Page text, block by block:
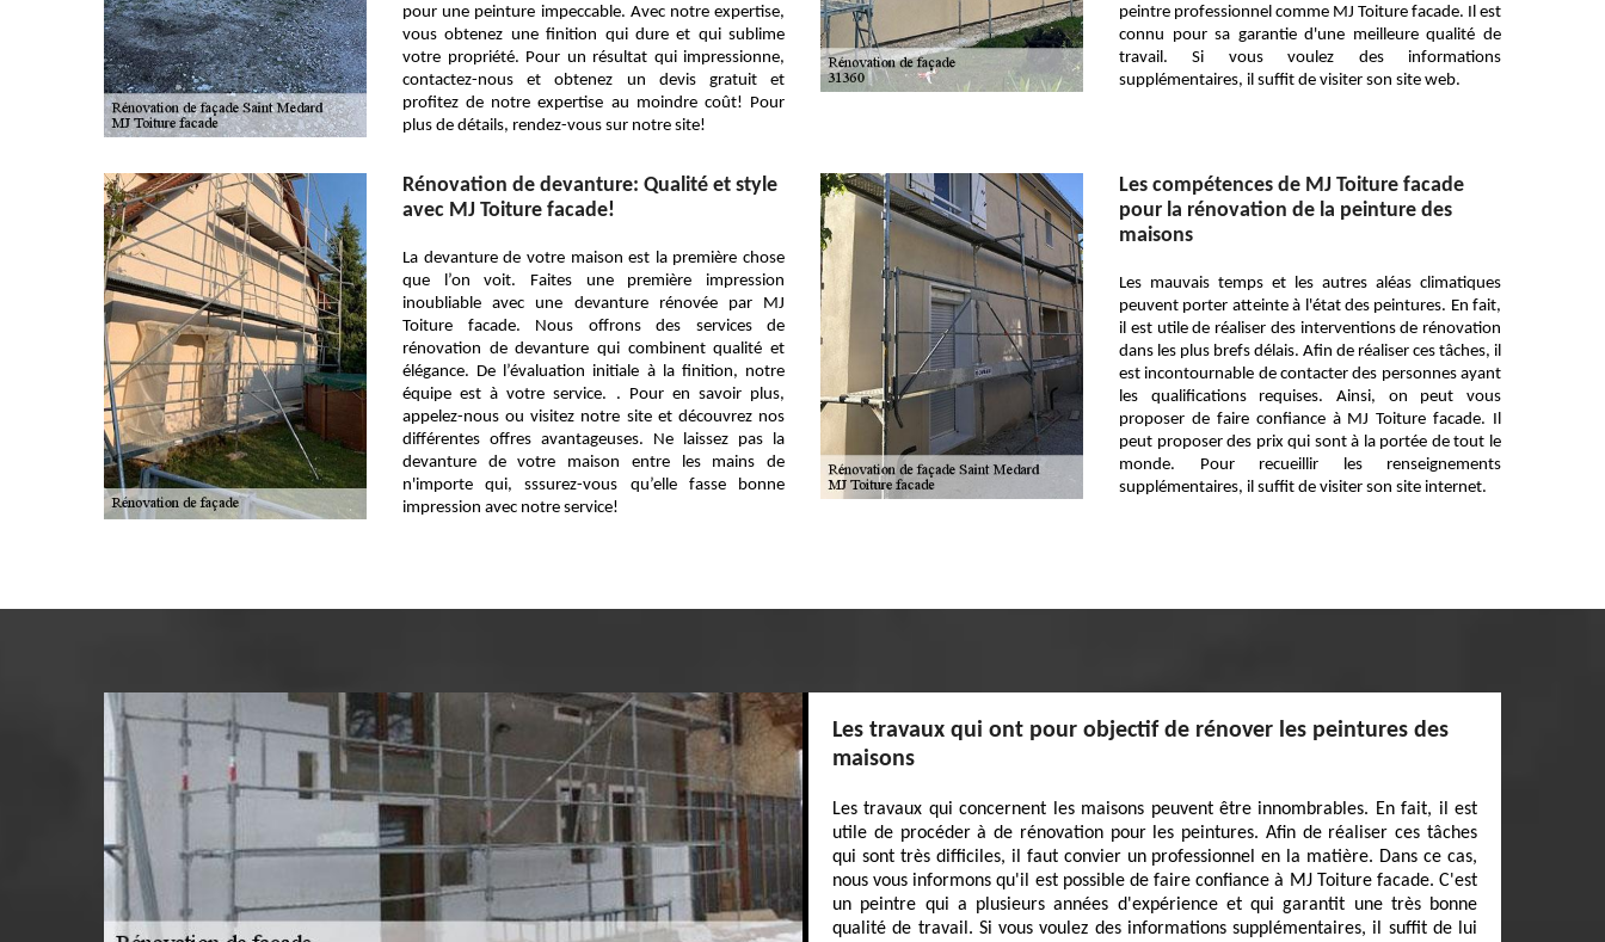
pour une peinture impeccable. Avec notre expertise,
vous obtenez une finition qui dure et qui sublime
votre propriété. Pour un résultat qui impressionne,
contactez-nous et obtenez un devis gratuit et
profitez de notre expertise au moindre coût! Pour
plus de détails, rendez-vous sur notre site!
peintre professionnel comme MJ Toiture facade. Il est
connu pour sa garantie d'une meilleure qualité de
travail. Si vous voulez des informations
supplémentaires, il suffit de visiter son site web.
Rénovation de devanture: Qualité et style
avec MJ Toiture facade!
La devanture de votre maison est la première chose
que l’on voit. Faites une première impression
inoubliable avec une devanture rénovée par MJ
Toiture facade. Nous offrons des services de
rénovation de devanture qui combinent qualité et
élégance. De l’évaluation initiale à la finition, notre
équipe est à votre service. . Pour en savoir plus,
appelez-nous ou visitez notre site et découvrez nos
différentes offres avantageuses. Ne laissez pas la
devanture de votre maison entre les mains de
n'importe qui, sssurez-vous qu’elle fasse bonne
impression avec notre service!
Les compétences de MJ Toiture facade
pour la rénovation de la peinture des
maisons
Les mauvais temps et les autres aléas climatiques
peuvent porter atteinte à l'état des peintures. En fait,
il est utile de réaliser des interventions de rénovation
dans les plus brefs délais. Afin de réaliser ces tâches, il
est incontournable de contacter des personnes ayant
les qualifications requises. Ainsi, on peut vous
proposer de faire confiance à MJ Toiture facade. Il
peut proposer des prix qui sont à la portée de tout le
monde. Pour recueillir les renseignements
supplémentaires, il suffit de visiter son site internet.
Les travaux qui ont pour objectif de rénover les peintures des
maisons
Les travaux qui concernent les maisons peuvent être innombrables. En fait, il est
utile de procéder à de rénovation pour les peintures. Afin de réaliser ces tâches
qui sont très difficiles, il faut convier un professionnel en la matière. Dans ce cas,
nous vous informons qu'il est possible de faire confiance à MJ Toiture facade. C'est
un peintre qui a plusieurs années d'expérience et qui garantit une très bonne
qualité de travail. Si vous voulez des informations supplémentaires, il suffit de lui